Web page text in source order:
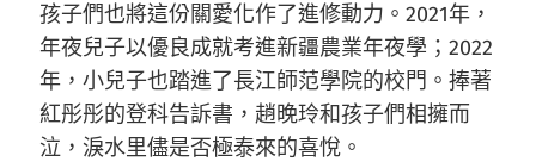
孩子們也將這份關愛化作了進修動力。2021年，
年夜兒子以優良成就考進新疆農業年夜學；2022
年，小兒子也踏進了長江師范學院的校門。捧著
紅彤彤的登科告訴書，趙晚玲和孩子們相擁而
泣，淚水里儘是否極泰來的喜悅。